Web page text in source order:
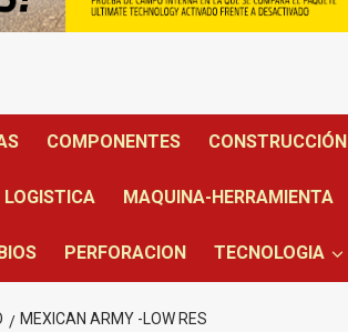
COMPONENTES CONSTRUCCIÓN
LOGISTICA MAQUINA-HERRAMIENTA
PERFORACION TECNOLOGIA
MEXICAN ARMY -LOW RES